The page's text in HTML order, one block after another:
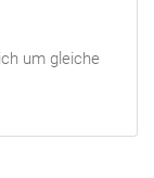
um gleiche